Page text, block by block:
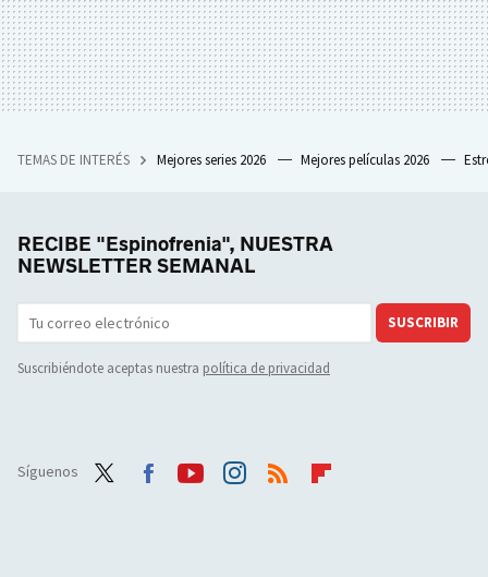
TEMAS DE INTERÉS Mejores series 2026 Mejores películas 2026
RECIBE "Espinofrenia", NUESTRA
NEWSLETTER SEMANAL
SUSCRIBIR
Suscribiéndote aceptas nuestra política de privacidad
Síguenos